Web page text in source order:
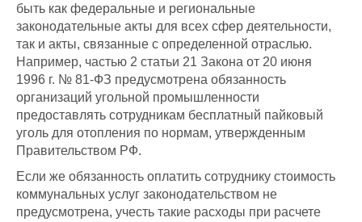
быть как федеральные и региональные
законодательные акты для всех сфер деятельности,
так и акты, связанные с определенной отраслью.
Например, частью 2 статьи 21 Закона от 20 июня
1996 г. № 81-ФЗ предусмотрена обязанность
организаций угольной промышленности
предоставлять сотрудникам бесплатный пайковый
уголь для отопления по нормам, утвержденным
Правительством РФ.
Если же обязанность оплатить сотруднику стоимость
коммунальных услуг законодательством не
предусмотрена, учесть такие расходы при расчете